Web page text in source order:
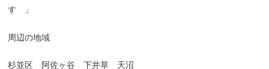
す 」
周辺の地域
杉並区 阿佐ヶ谷 下井草 天沼